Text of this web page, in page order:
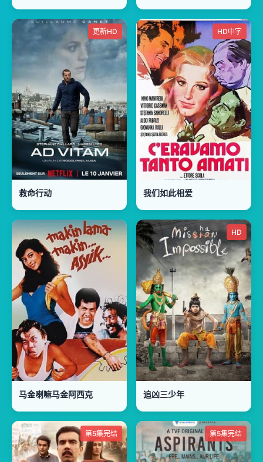
更新HD
救命行动
HD中字
我们如此相爱
马金喇嘛马金阿西克
HD
追凶三少年
第5集完结 第5集完结